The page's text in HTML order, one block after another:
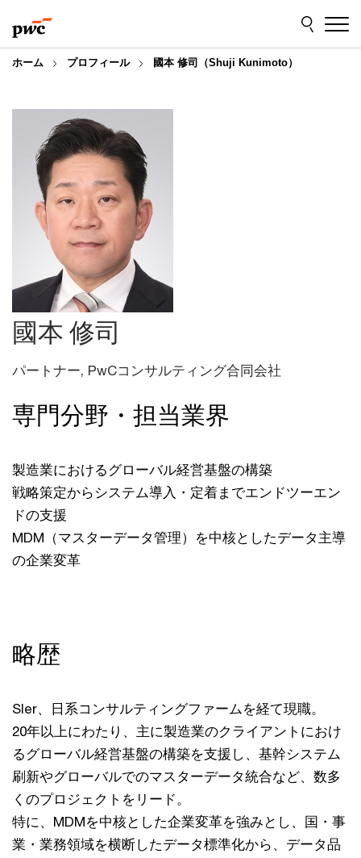
to
content
to
footer
ホーム プロフィール 國本 修司（Shuji Kunimoto）
國本 修司
パートナー, PwCコンサルティング合同会社
専門分野・担当業界
製造業におけるグローバル経営基盤の構築
戦略策定からシステム導入・定着までエンドツーエン
ドの支援
MDM（マスターデータ管理）を中核としたデータ主導
の企業変革
略歴
SIer、日系コンサルティングファームを経て現職。
20年以上にわたり、主に製造業のクライアントにおけ
るグローバル経営基盤の構築を支援し、基幹システム
刷新やグローバルでのマスターデータ統合など、数多
くのプロジェクトをリード。
特に、MDMを中核とした企業変革を強みとし、国・事
業・業務領域を横断したデータ標準化から、データ品